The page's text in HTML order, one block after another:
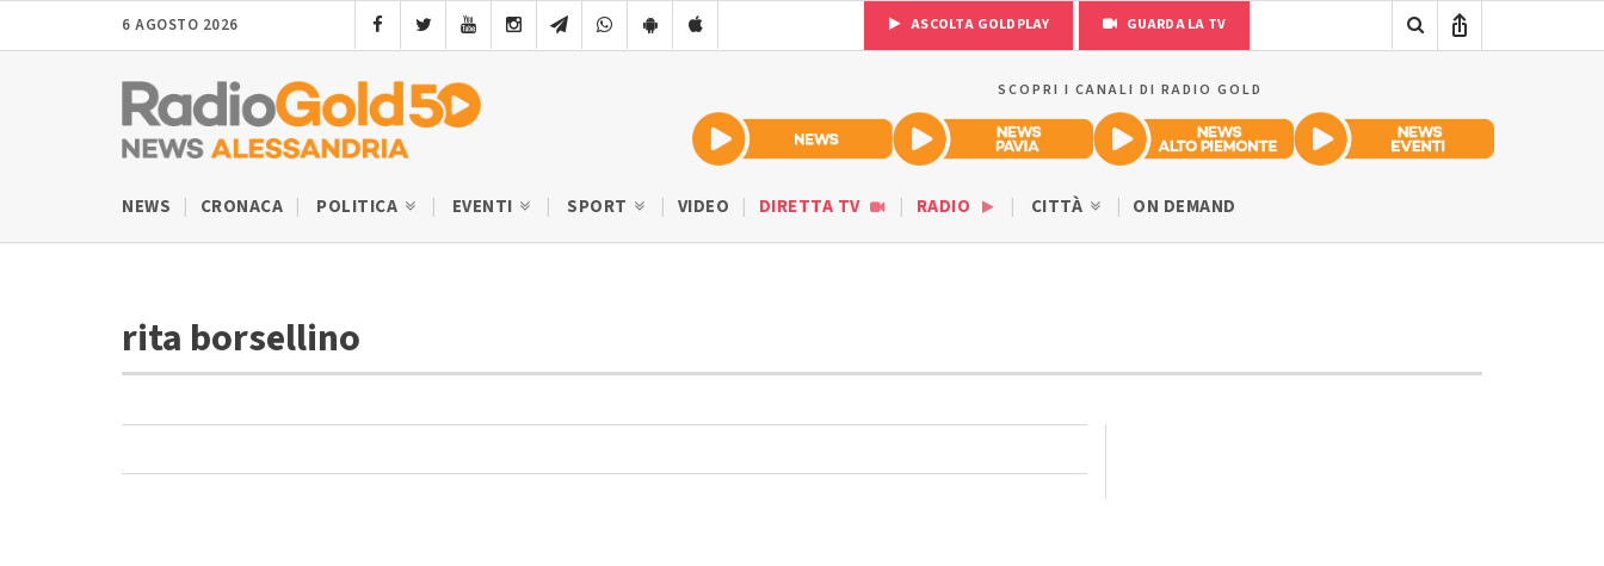
6 AGOSTO 2026 ASCOLTA GOLDPLAY GUARDA LA TV
SCOPRI I CANALI DI RADIO GOLD
NEWS CRONACA POLITICA EVENTI SPORT VIDEO DIRETTA TV RADIO CITTÀ ON DEMAND
rita borsellino